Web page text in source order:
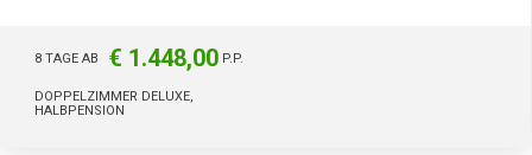
8 TAGE AB € 1.448,00 P.P.
DOPPELZIMMER DELUXE,
HALBPENSION